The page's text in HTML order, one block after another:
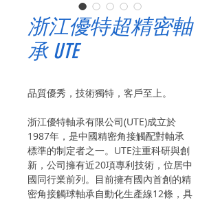
浙江優特超精密軸
承 UTE
品質優秀，技術獨特，客戶至上。
浙江優特軸承有限公司(UTE)成立於
1987年，是中國精密角接觸配對軸承
標準的制定者之一。UTE注重科研與創
新，公司擁有近20項專利技術，位居中
國同行業前列。目前擁有國內首創的精
密角接觸球軸承自動化生產線12條，具